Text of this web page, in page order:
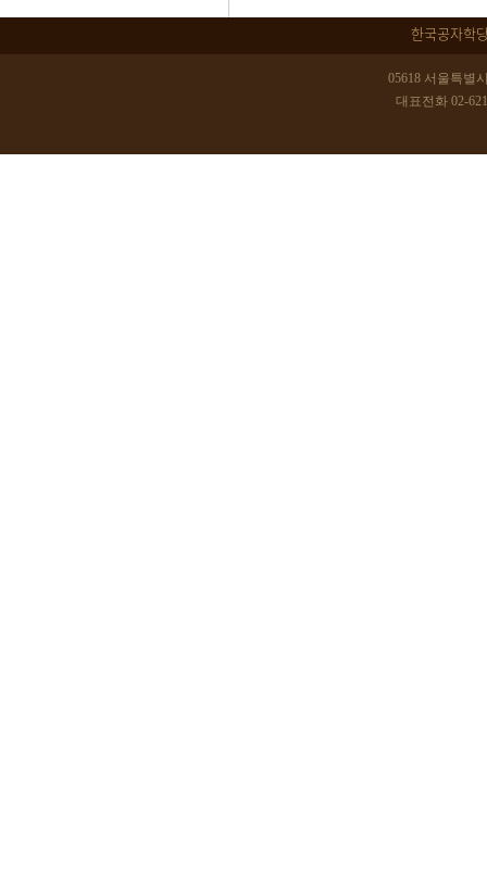
한국공자학
05618 서울특별
대표전화 02-